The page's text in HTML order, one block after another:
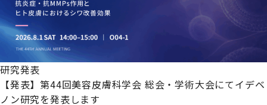
研究発表
【発表】第44回美容皮膚科学会 総会・学術大会にてイデベ
ノン研究を発表します